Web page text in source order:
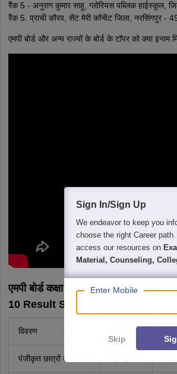
रैंक 5 - अनुराग कुमार साहू, ग्लोरियस पब्लिक हाईस्कूल,
रैंक 5. प्राची कौरव, सेंट मेरी कॉन्वेंट जिला, नरसिंगपुर -
एमपी बोर्ड और अन्य राज्यों के बोर्ड के टॉपर को क्या इनाम
एमपी बोर्ड कक्षा 10 रिजल्ट सांख्यिकी
10 Result Statistics 2024)
विवरण
पंजीकृत छात्रों की संख्या
Sign In/Sign Up
We endeavor to keep you
choose the right Career
access our resources on
Material, Counseling,
Enter Mobile
Skip